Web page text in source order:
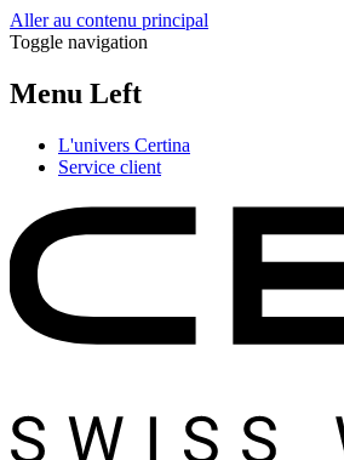
Aller au contenu principal
Toggle navigation
Menu Left
L'univers Certina
Service client